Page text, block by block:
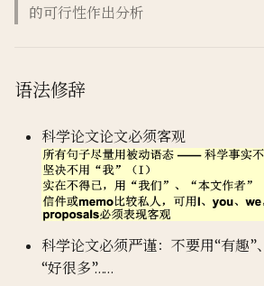
的可行性作出分析
语法修辞
科学论文论文必须客观
科学论文必须严谨：不要用“有趣”
“好很多”……